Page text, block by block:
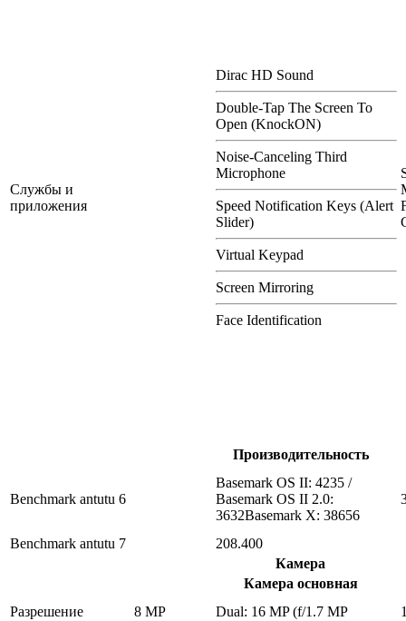
Службы и
приложения
Dirac HD Sound
Double-Tap The Screen To
Open (KnockON)
Noise-Canceling Third
Microphone
Speed Notification Keys (Alert
Slider)
Virtual Keypad
Screen Mirroring
Face Identification
Производительность
Benchmark antutu 6
Basemark OS II: 4235 /
Basemark OS II 2.0:
3632Basemark X: 38656
Benchmark antutu 7
208.400
Камера
Камера основная
Разрешение
8 MP Dual: 16 MP (f/1.7 MP